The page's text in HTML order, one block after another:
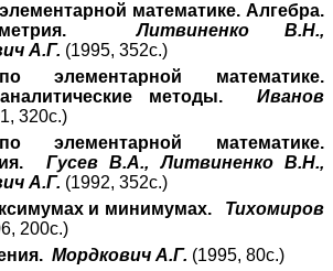
математике. Алгебра.
Литвиненко В.Н.,
А.Г. (1995, 352с.)
элементарной математике.
методы. Иванов
320с.)
элементарной математике.
Гусев В.А., Литвиненко В.Н.,
А.Г. (1992, 352с.)
и минимумах.
Тихомиров
200с.)
Мордкович А.Г. (1995, 80с.)